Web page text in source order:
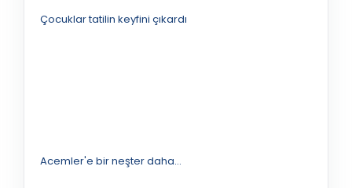
Çocuklar tatilin keyfini çıkardı
Acemler'e bir neşter daha...